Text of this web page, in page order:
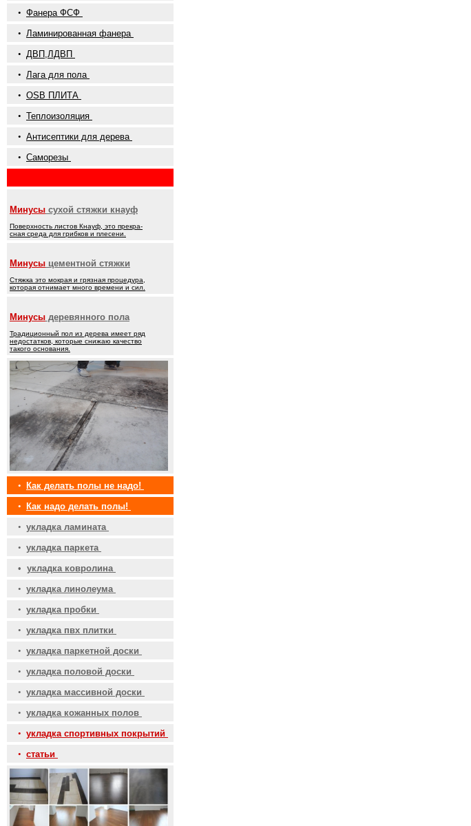
• Фанера ФСФ
• Ламинированная фанера
• ДВП,ЛДВП
• Лага для пола
• OSB ПЛИТА
• Теплоизоляция
• Антисептики для дерева
• Саморезы
Минусы сухой стяжки кнауф
Поверхность листов Кнауф, это прекра-
сная среда для грибков и плесени.
Минусы цементной стяжки
Стяжка это мокрая и грязная процедура,
которая отнимает много времени и сил.
Минусы деревянного пола
Традиционный пол из дерева имеет ряд
недостатков, которые снижаю качество
такого основания.
•
Как делать полы не надо!
•
Как надо делать полы!
• укладка ламината
• укладка паркета
• укладка ковролина
• укладка линолеума
• укладка пробки
• укладка пвх плитки
• укладка паркетной доски
• укладка половой доски
• укладка массивной доски
• укладка кожанных полов
• укладка спортивных покрытий
• статьи